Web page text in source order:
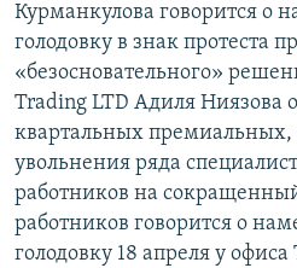
Курманкулова говорится о
голодовку в знак протеста
«безосновательного»
Trading LTD Адиля Ниязова
квартальных премиальных,
увольнения ряда
работников на
работников говорится о
голодовку 18 апреля у